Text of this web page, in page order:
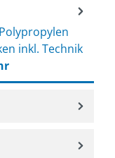
inkl. Technik